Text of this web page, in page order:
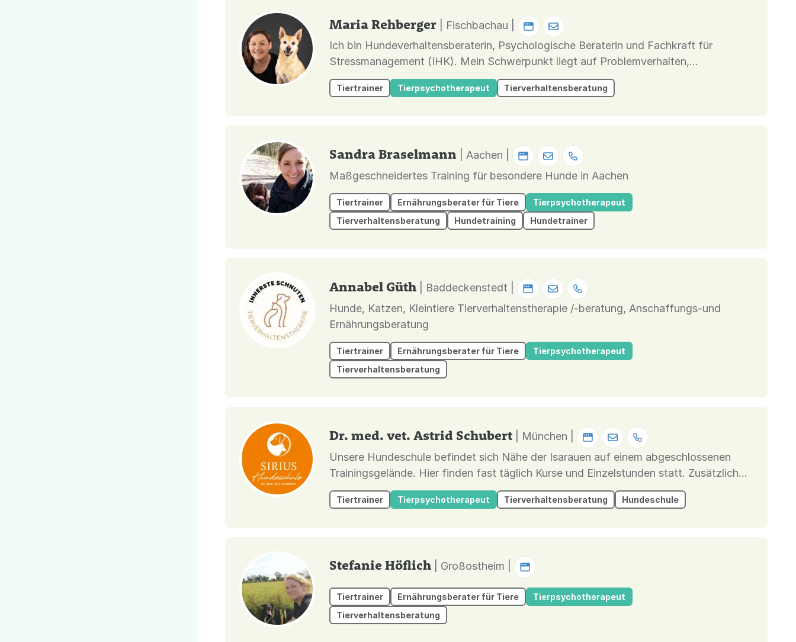
Maria Rehberger
| Fischbachau |
Ich bin Hundeverhaltensberaterin, Psychologische Beraterin und Fachkraft für
Stressmanagement (IHK). Mein Schwerpunkt liegt auf Problemverhalten,
insbesondere Hundebegegnungen. Bedürfnis- und bindungsorientierter Umgang mit
dem Hund sind der Kern meiner Arbeit, belohnungsbasiertes Training unter...
Tiertrainer Tierpsychotherapeut Tierverhaltensberatung
Sandra Braselmann
| Aachen |
Maßgeschneidertes Training für besondere Hunde in Aachen
Tiertrainer Ernährungsberater für Tiere
Tierpsychotherapeut
Tierverhaltensberatung
Hundetraining Hundetrainer
Annabel Güth
| Baddeckenstedt |
Hunde, Katzen, Kleintiere Tierverhaltenstherapie /-beratung, Anschaffungs-und
Ernährungsberatung
Tiertrainer Ernährungsberater für Tiere
Tierpsychotherapeut
Tierverhaltensberatung
Dr. med. vet. Astrid Schubert
| München |
Unsere Hundeschule befindet sich Nähe der Isarauen auf einem abgeschlossenen
Trainingsgelände. Hier finden fast täglich Kurse und Einzelstunden statt. Zusätzlich
zu unseren Kursen und Trainingsstunden versuchen wir unseren Kunden auch über
Webinare das Wissen für ihren Hund zu vermitteln. Soziali...
Tiertrainer Tierpsychotherapeut Tierverhaltensberatung Hundeschule
Stefanie Höflich | Großostheim |
Tiertrainer Ernährungsberater für Tiere
Tierpsychotherapeut
Tierverhaltensberatung